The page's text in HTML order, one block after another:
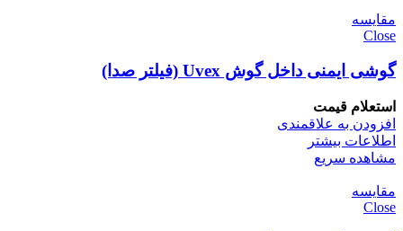
مقایسه
Close
گوشی ایمنی داخل گوش Uvex (فیلتر صدا)
استعلام قیمت
افزودن به علاقمندی
اطلاعات بیشتر
مشاهده سریع
مقایسه
Close